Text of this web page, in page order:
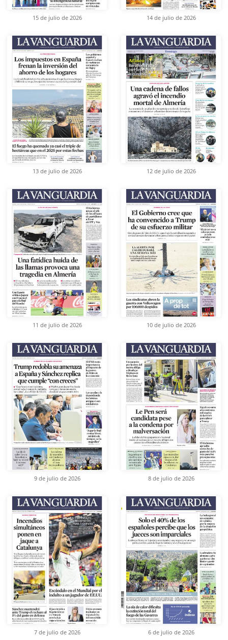
15 de julio de 2026 14 de julio de 2026
13 de julio de 2026 12 de julio de 2026
11 de julio de 2026 10 de julio de 2026
9 de julio de 2026 8 de julio de 2026
7 de julio de 2026 6 de julio de 2026